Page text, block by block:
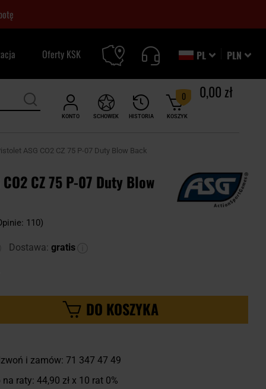
PLN
PL
Oferty KSK
KONTO HISTORIA
SCHOWEK KOSZYK
0 0,00 zł
ASG CO2 CZ 75 P-07 Duty Blow Back
CZ 75 P-07 Duty Blow
110)
Dostawa: gratis
DO KOSZYKA
i zamów: 71 347 47 49
na raty: 44,90 złx 10 rat 0%